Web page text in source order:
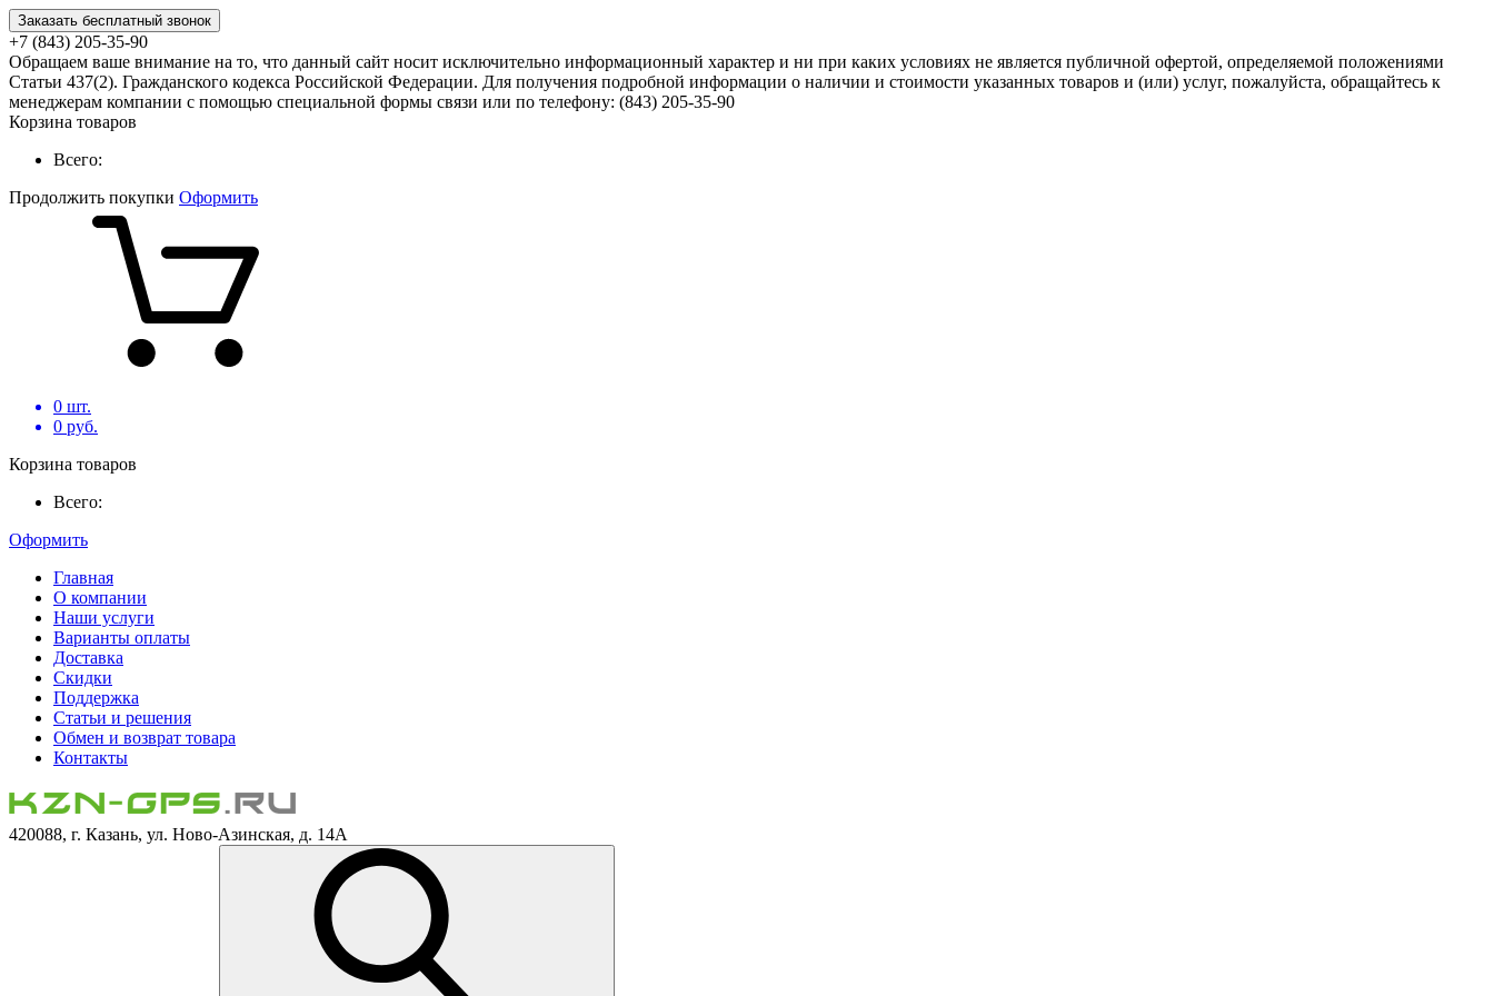
Заказать бесплатный звонок
+7 (843) 205-35-90
Обращаем ваше внимание на то, что данный сайт носит исключительно информационный характер и ни при каких условиях не является публичной офертой, определяемой положениями
Статьи 437(2). Гражданского кодекса Российской Федерации. Для получения подробной информации о наличии и стоимости указанных товаров и (или) услуг, пожалуйста, обращайтесь к
менеджерам компании с помощью специальной формы связи или по телефону: (843) 205-35-90
Корзина товаров
Всего:
Продолжить покупки Оформить
0 шт.
0 руб.
Корзина товаров
Всего:
Оформить
Главная
О компании
Наши услуги
Варианты оплаты
Доставка
Скидки
Поддержка
Статьи и решения
Обмен и возврат товара
Контакты
420088, г. Казань, ул. Ново-Азинская, д. 14А